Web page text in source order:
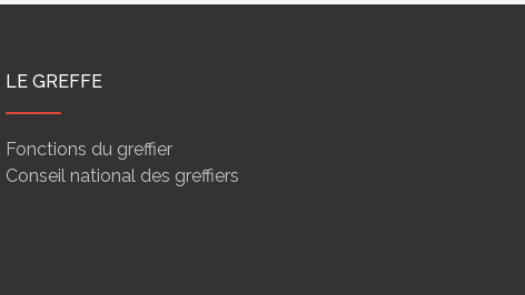
LE GREFFE
Fonctions du greffier
Conseil national des greffiers